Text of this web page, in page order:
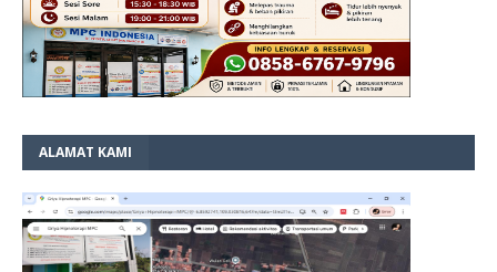
ALAMAT KAMI